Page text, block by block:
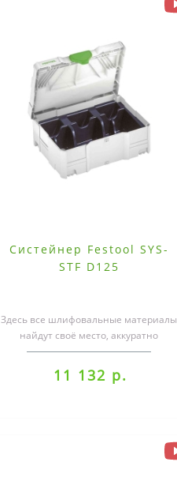
Систейнер Festool SYS-
STF D125
Здесь все шлифовальные материалы
найдут своё место, аккуратно
рассортированные, защищённые от
влаги ..
11 132 р.